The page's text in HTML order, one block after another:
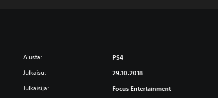
Alusta: PS4
Julkaisu: 29.10.2018
Julkaisija: Focus Entertainment